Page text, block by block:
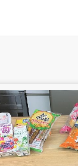
クル・プロジ